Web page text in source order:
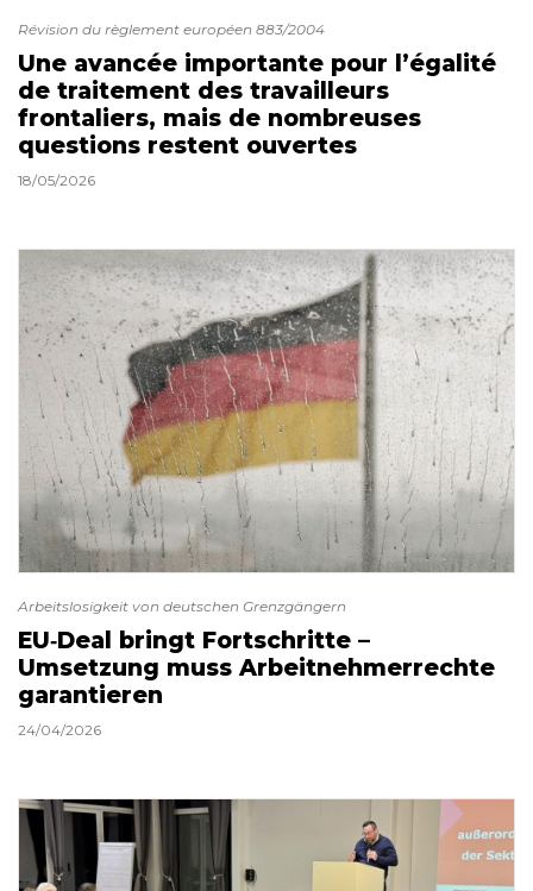
Révision du règlement européen 883/2004
Une avancée importante pour l’égalité
de traitement des travailleurs
frontaliers, mais de nombreuses
questions restent ouvertes
18/05/2026
Arbeitslosigkeit von deutschen Grenzgängern
EU‑Deal bringt Fortschritte –
Umsetzung muss Arbeitnehmerrechte
garantieren
24/04/2026